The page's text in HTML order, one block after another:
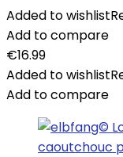
Added to wishlist
Add to compare
€16.99
Added to wishlist
Add to compare